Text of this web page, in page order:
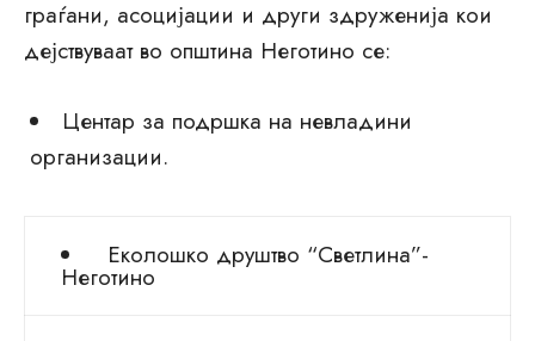
граѓани, асоцијации и други здруженија кои
дејствуваат во општина Неготино се:
Центар за подршка на невладини
организации.
Еколошко друштво “Светлина”-
Неготино